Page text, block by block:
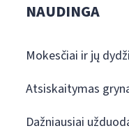
NAUDINGA
Mokesčiai ir jų
Atsiskaitymas
Dažniausiai